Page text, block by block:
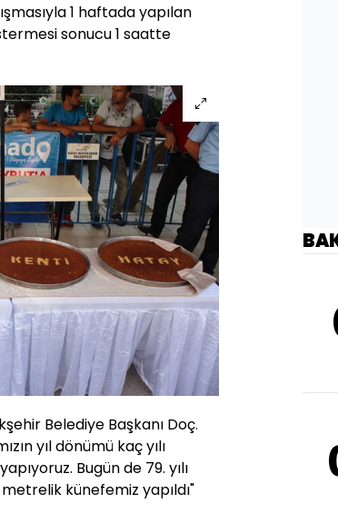
1 haftada yapılan
sonucu 1 saatte
Belediye Başkanı Doç.
yıl dönümü kaç yılı
Bugün de 79. yılı
künefemiz yapıldı"